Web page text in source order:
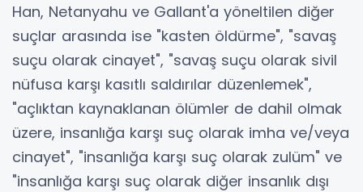
Han, Netanyahu ve Gallant'a yöneltilen diğer
suçlar arasında ise "kasten öldürme", "savaş
suçu olarak cinayet", "savaş suçu olarak sivil
nüfusa karşı kasıtlı saldırılar düzenlemek",
"açlıktan kaynaklanan ölümler de dahil olmak
üzere, insanlığa karşı suç olarak imha ve/veya
cinayet", "insanlığa karşı suç olarak zulüm" ve
"insanlığa karşı suç olarak diğer insanlık dışı